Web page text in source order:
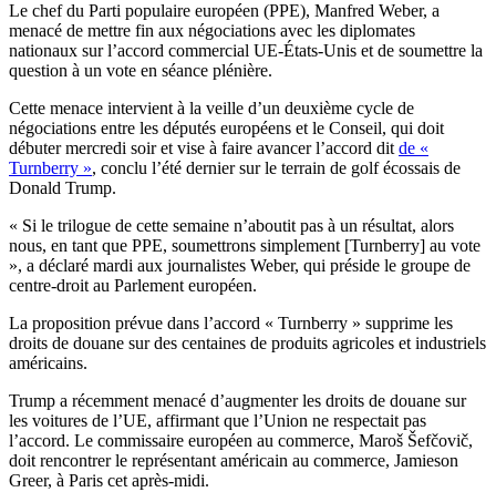
Le chef du Parti populaire européen (PPE), Manfred Weber, a
menacé de mettre fin aux négociations avec les diplomates
nationaux sur l’accord commercial UE-États-Unis et de soumettre la
question à un vote en séance plénière.
Cette menace intervient à la veille d’un deuxième cycle de
négociations entre les députés européens et le Conseil, qui doit
débuter mercredi soir et vise à faire avancer l’accord dit de «
Turnberry », conclu l’été dernier sur le terrain de golf écossais de
Donald Trump.
« Si le trilogue de cette semaine n’aboutit pas à un résultat, alors
nous, en tant que PPE, soumettrons simplement [Turnberry] au vote
», a déclaré mardi aux journalistes Weber, qui préside le groupe de
centre-droit au Parlement européen.
La proposition prévue dans l’accord « Turnberry » supprime les
droits de douane sur des centaines de produits agricoles et industriels
américains.
Trump a récemment menacé d’augmenter les droits de douane sur
les voitures de l’UE, affirmant que l’Union ne respectait pas
l’accord. Le commissaire européen au commerce, Maroš Šefčovič,
doit rencontrer le représentant américain au commerce, Jamieson
Greer, à Paris cet après-midi.